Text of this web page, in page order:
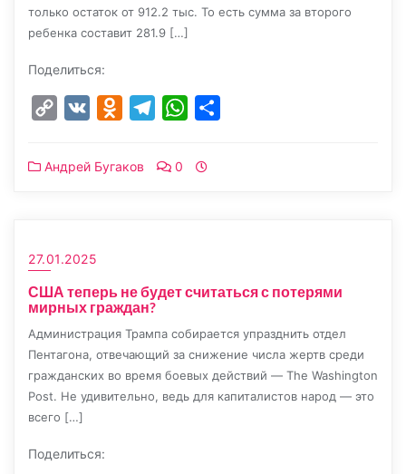
только остаток от 912.2 тыс. То есть сумма за второго
ребенка составит 281.9 […]
Поделиться:
Copy
VK Odnoklassniki
TelegramWhatsApp
Андрей Бугаков 0
27.01.2025
США теперь не будет считаться с потерями
мирных граждан?
Администрация Трампа собирается упразднить отдел
Пентагона, отвечающий за снижение числа жертв среди
гражданских во время боевых действий — The Washington
Post. Не удивительно, ведь для капиталистов народ — это
всего […]
Поделиться: